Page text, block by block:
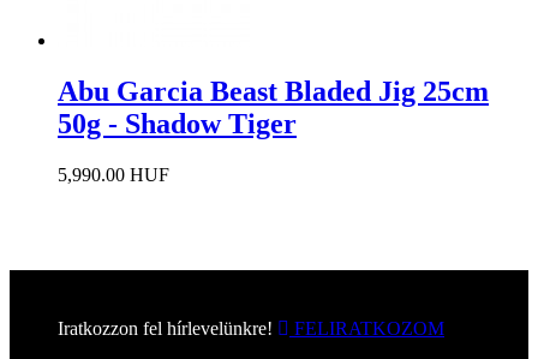
Abu Garcia Beast Bladed Jig 25cm
50g - Shadow Tiger
5,990.00 HUF
Iratkozzon fel hírlevelünkre! FELIRATKOZOM